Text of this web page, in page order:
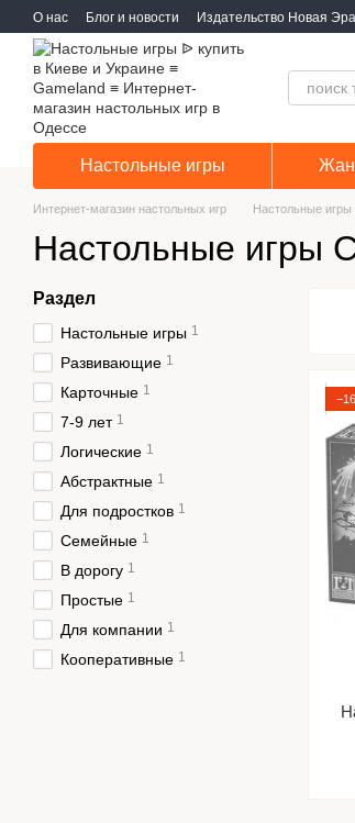
Перейти к основному контенту
О нас Блог и новости Издательство Новая Эра
Настольные игры
Интернет-магазин настольных игр Настольные игры
Настольные игры
Раздел
Настольные игры 1
Развивающие 1
Карточные 1
7-9 лет 1
Логические 1
Абстрактные 1
Для подростков 1
Семейные 1
В дорогу 1
Простые 1
Для компании 1
Кооперативные 1